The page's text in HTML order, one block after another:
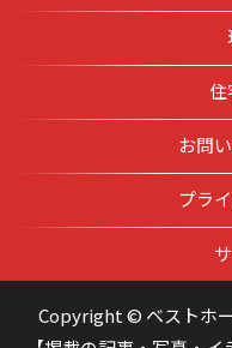
住
お問
プラ
Copyright © ベストホ